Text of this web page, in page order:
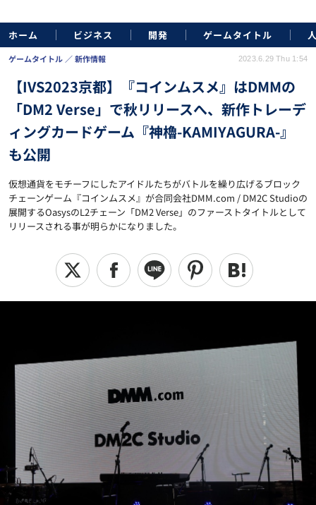
ホーム ビジネス 開発 ゲームタイトル
【IVS2023京都】『コインムスメ』はDMMの
「DM2 Verse」で秋リリースへ、新作トレーデ
ィングカードゲーム『神櫓-KAMIYAGURA-』
も公開
仮想通貨をモチーフにしたアイドルたちがバトルを繰り広げるブロック
チェーンゲーム『コインムスメ』が合同会社DMM.com / DM2C Studioの
展開するOasysのL2チェーン「DM2 Verse」のファーストタイトルとして
リリースされる事が明らかになりました。
ゲームタイトル 新作情報 2023.6.29 Thu 1:54